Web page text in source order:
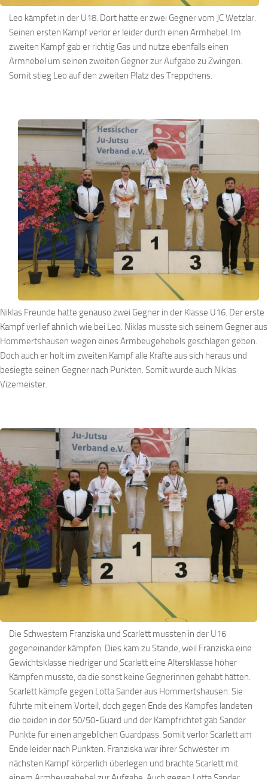
Leo kämpfet in der U18. Dort hatte er zwei Gegner vom JC Wetzlar.
Seinen ersten Kampf verlor er leider durch einen Armhebel. Im
zweiten Kampf gab er richtig Gas und nutze ebenfalls einen
Armhebel um seinen zweiten Gegner zur Aufgabe zu Zwingen.
Somit stieg Leo auf den zweiten Platz des Treppchens.
Niklas Freunde hatte genauso zwei Gegner in der Klasse U16. Der erste
Kampf verlief ähnlich wie bei Leo. Niklas musste sich seinem Gegner aus
Hommertshausen wegen eines Armbeugehebels geschlagen geben.
Doch auch er holt im zweiten Kampf alle Kräfte aus sich heraus und
besiegte seinen Gegner nach Punkten. Somit wurde auch Niklas
Vizemeister.
Die Schwestern Franziska und Scarlett mussten in der U16
gegeneinander kämpfen. Dies kam zu Stande, weil Franziska eine
Gewichtsklasse niedriger und Scarlett eine Altersklasse höher
Kämpfen musste, da die sonst keine Gegnerinnen gehabt hätten.
Scarlett kämpfe gegen Lotta Sander aus Hommertshausen. Sie
führte mit einem Vorteil, doch gegen Ende des Kampfes landeten
die beiden in der 50/50-Guard und der Kampfrichtet gab Sander
Punkte für einen angeblichen Guardpass. Somit verlor Scarlett am
Ende leider nach Punkten. Franziska war ihrer Schwester im
nächsten Kampf körperlich überlegen und brachte Scarlett mit